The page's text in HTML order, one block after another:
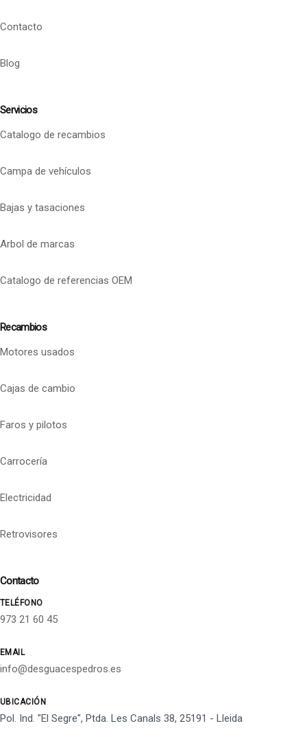
Contacto
Blog
Servicios
Catalogo de recambios
Campa de vehículos
Bajas y tasaciones
Arbol de marcas
Catalogo de referencias OEM
Recambios
Motores usados
Cajas de cambio
Faros y pilotos
Carrocería
Electricidad
Retrovisores
Contacto
TELÉFONO
973 21 60 45
EMAIL
info@desguacespedros.es
UBICACIÓN
Pol. Ind. "El Segre", Ptda. Les Canals 38, 25191 - Lleida